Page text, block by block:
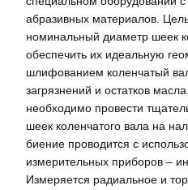
абразивных материалов.
номинальный диаметр шеек
обеспечить их идеальную
шлифованием коленчатый
загрязнений и остатков
необходимо провести
шеек коленчатого вала на
биение проводится с
измерительных приборов –
Измеряется радиальное и